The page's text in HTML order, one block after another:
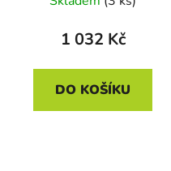
1 032 Kč
DO KOŠÍKU